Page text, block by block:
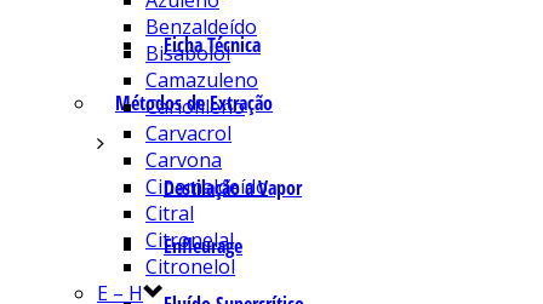
Ficha Técnica
Métodos de Extração
Destilação a Vapor
Enfleurage
Benzaldeído
Bisabolol
Camazuleno
Cariofileno
Carvacrol
Carvona
Cinamaldeído
Citral
Citronelal
Citronelol
E – H